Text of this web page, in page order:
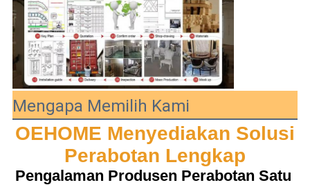
Mengapa Memilih Kami
OEHOME Menyediakan Solusi
Perabotan Lengkap
Pengalaman Produsen Perabotan Satu